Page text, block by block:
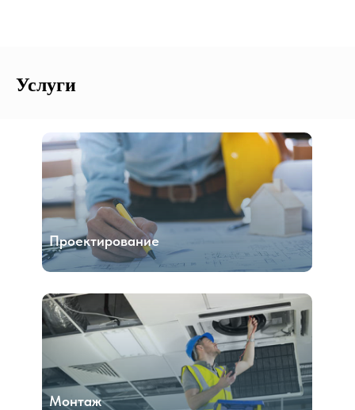
Услуги
Проектирование
Монтаж